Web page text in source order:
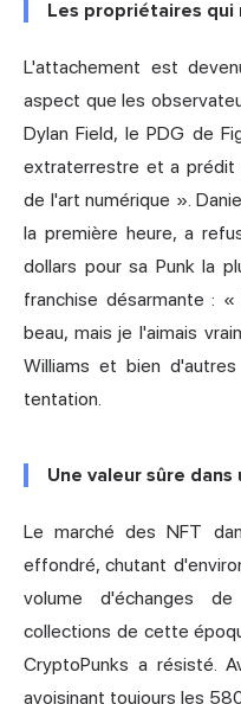
Les propriétaires qui
L'attachement est
aspect que les
Dylan Field, le PDG de
extraterrestre et a prédit
de l'art numérique ».
la première heure, a
dollars pour sa Punk la
franchise désarmante :
beau, mais je l'aimais
Williams et bien
tentation.
Une valeur sûre dans
Le marché des NFT
effondré, chutant
volume d'échanges
collections de cette
CryptoPunks a résisté.
avoisinant toujours les